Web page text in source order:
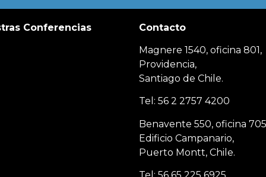
Conferencias Contacto
Magnere 1540, oficina 801,
Providencia,
Santiago de Chile.
Tel: 56 2 2757 4200
Benavente 550, oficina
Edificio Campanario,
Puerto Montt, Chile.